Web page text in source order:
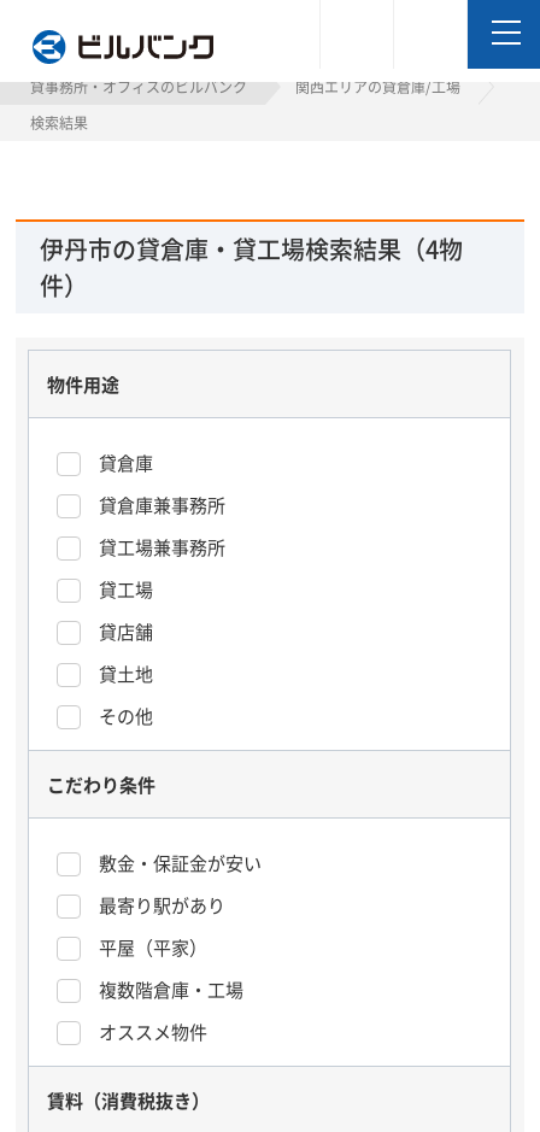
貸事務所・オフィスのビルバンク
関西エリアの貸倉庫/工場
検索結果
伊丹市の貸倉庫・貸工場検索結果（4物
件）
物件用途
貸倉庫
貸倉庫兼事務所
貸工場兼事務所
貸工場
貸店舗
貸土地
その他
こだわり条件
敷金・保証金が安い
最寄り駅があり
平屋（平家）
複数階倉庫・工場
オススメ物件
賃料 （消費税抜き）